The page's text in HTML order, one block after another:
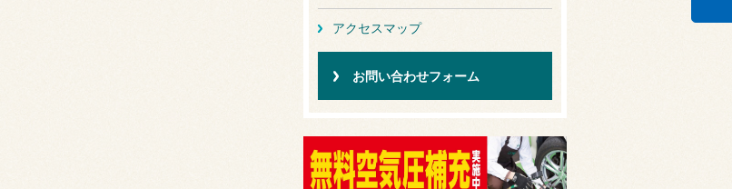
アクセスマップ
お問い合わせフォーム